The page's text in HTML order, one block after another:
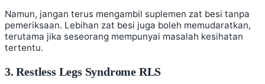
Namun, jangan terus mengambil suplemen zat besi tanpa
pemeriksaan. Lebihan zat besi juga boleh memudaratkan,
terutama jika seseorang mempunyai masalah kesihatan
tertentu.
3. Restless Legs Syndrome RLS